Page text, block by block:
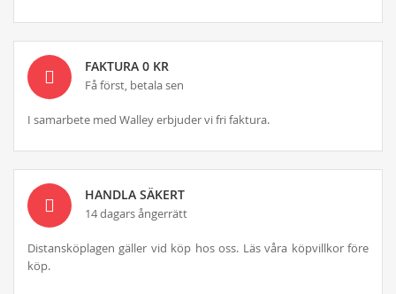
FAKTURA 0 KR
Få först, betala sen
I samarbete med Walley erbjuder vi fri faktura.
HANDLA SÄKERT
14 dagars ångerrätt
Distansköplagen gäller vid köp hos oss. Läs våra köpvillkor före
köp.